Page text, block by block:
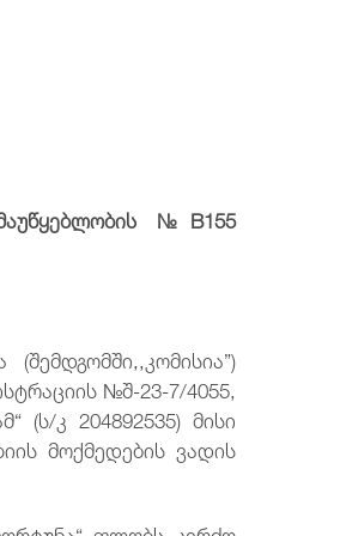
№B155
№შ-23-7/4055,
(ს/კ 204892535) მისი
მოქმედების ვადის